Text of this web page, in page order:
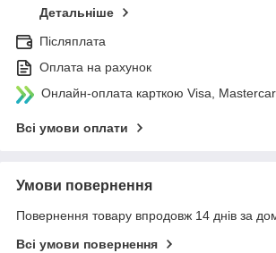
Детальніше
Післяплата
Оплата на рахунок
Онлайн-оплата карткою Visa,
Всі умови оплати
Умови повернення
Повернення товару впродовж 14 днів за
Всі умови повернення